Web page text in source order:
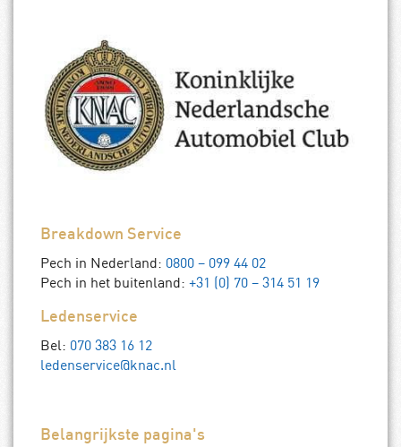
Breakdown Service
Pech in Nederland: 0800 – 099 44 02
Pech in het buitenland: +31 (0) 70 – 314 51 19
Ledenservice
Bel: 070 383 16 12
ledenservice@knac.nl
Belangrijkste pagina's